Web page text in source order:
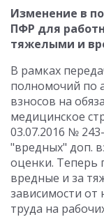
Изменение в
ПФР для
тяжелыми и
В рамках
полномочий по
взносов на
медицинское
03.07.2016 №
"вредных" доп.
оценки. Теперь
вредные и за
зависимости от
труда на